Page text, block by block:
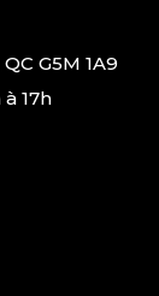
G5M 1A9
17h